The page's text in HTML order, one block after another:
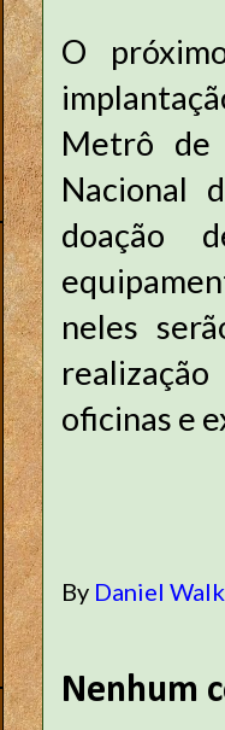
O
Metrô de
Nacional
doação
neles
oficinas e
By Daniel
Nenhum